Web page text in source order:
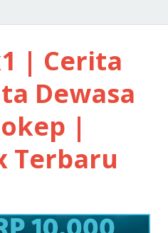
| Cerita
Dewasa
|
Terbaru